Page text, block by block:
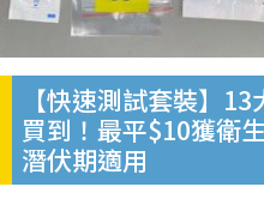
【快速測試套裝】
買到！最平$10獲衛
潛伏期適用